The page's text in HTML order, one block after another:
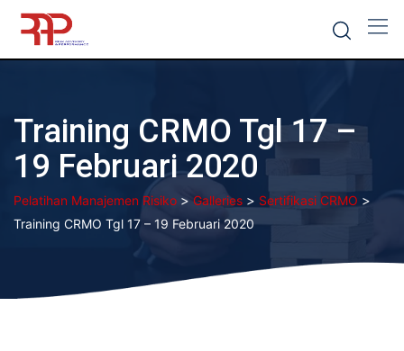
Skip
content
Training CRMO Tgl 17 –
19 Februari 2020
Pelatihan Manajemen Risiko > Galleries > Sertifikasi CRMO >
Training CRMO Tgl 17 – 19 Februari 2020